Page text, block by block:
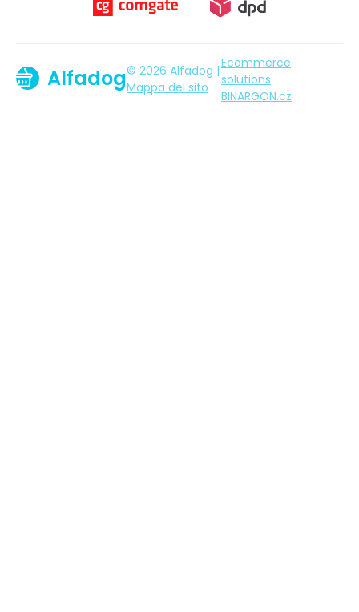
Alfadog© 2026 Alfadog |
Mappa del sito
Ecommerce
solutions
BINARGON.cz